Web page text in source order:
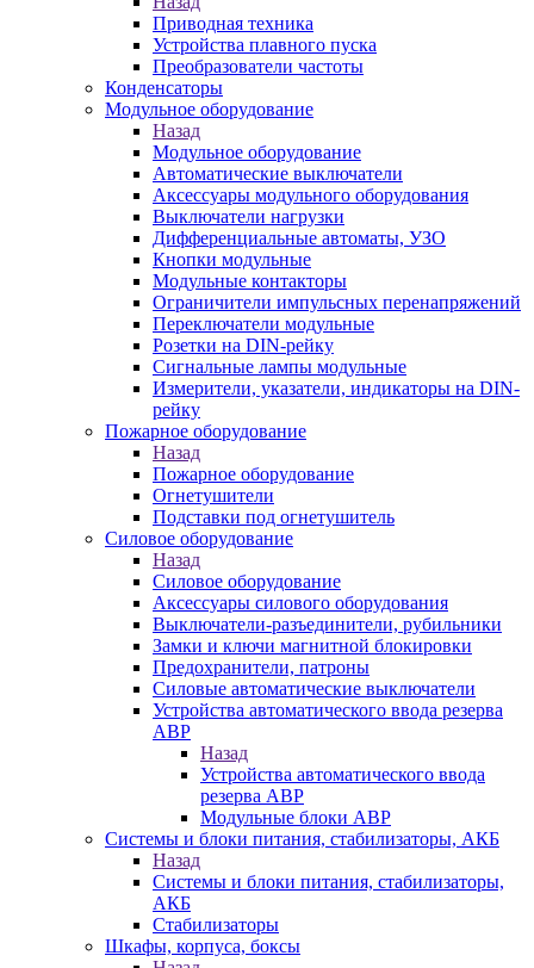
Приводная техника
Устройства плавного пуска
Преобразователи частоты
Конденсаторы
Модульное оборудование
Назад
Модульное оборудование
Автоматические выключатели
Аксессуары модульного оборудования
Выключатели нагрузки
Дифференциальные автоматы, УЗО
Кнопки модульные
Модульные контакторы
Ограничители импульсных перенапряжений
Переключатели модульные
Розетки на DIN-рейку
Сигнальные лампы модульные
Измерители, указатели, индикаторы на DIN-
рейку
Пожарное оборудование
Назад
Пожарное оборудование
Огнетушители
Подставки под огнетушитель
Силовое оборудование
Назад
Силовое оборудование
Аксессуары силового оборудования
Выключатели-разъединители, рубильники
Замки и ключи магнитной блокировки
Предохранители, патроны
Силовые автоматические выключатели
Устройства автоматического ввода резерва
АВР
Назад
Устройства автоматического ввода
резерва АВР
Модульные блоки АВР
Системы и блоки питания, стабилизаторы, АКБ
Назад
Системы и блоки питания, стабилизаторы,
АКБ
Стабилизаторы
Шкафы, корпуса, боксы